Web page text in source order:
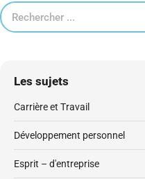
Les sujets
Carrière et Travail
Développement personnel
Esprit – d'entreprise